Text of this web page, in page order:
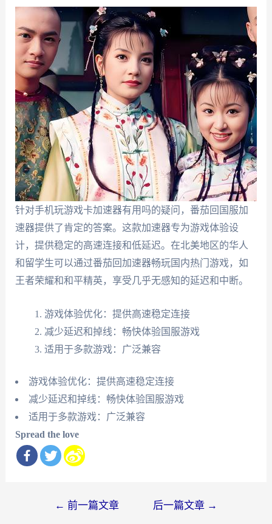
针对手机玩游戏卡加速器有用吗的疑问，番茄回国服加
速器提供了肯定的答案。这款加速器专为游戏体验设
计，提供稳定的高速连接和低延迟。在北美地区的华人
和留学生可以通过番茄回加速器畅玩国内热门游戏，如
王者荣耀和和平精英，享受几乎无感知的延迟和中断。
游戏体验优化：提供高速稳定连接
减少延迟和掉线：畅快体验国服游戏
适用于多款游戏：广泛兼容
游戏体验优化：提供高速稳定连接
减少延迟和掉线：畅快体验国服游戏
适用于多款游戏：广泛兼容
Spread the love
← 前一篇文章 后一篇文章 →